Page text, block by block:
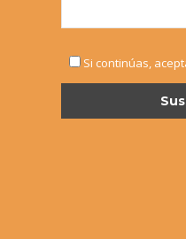
Formación –
Monitor y
Si continúas,